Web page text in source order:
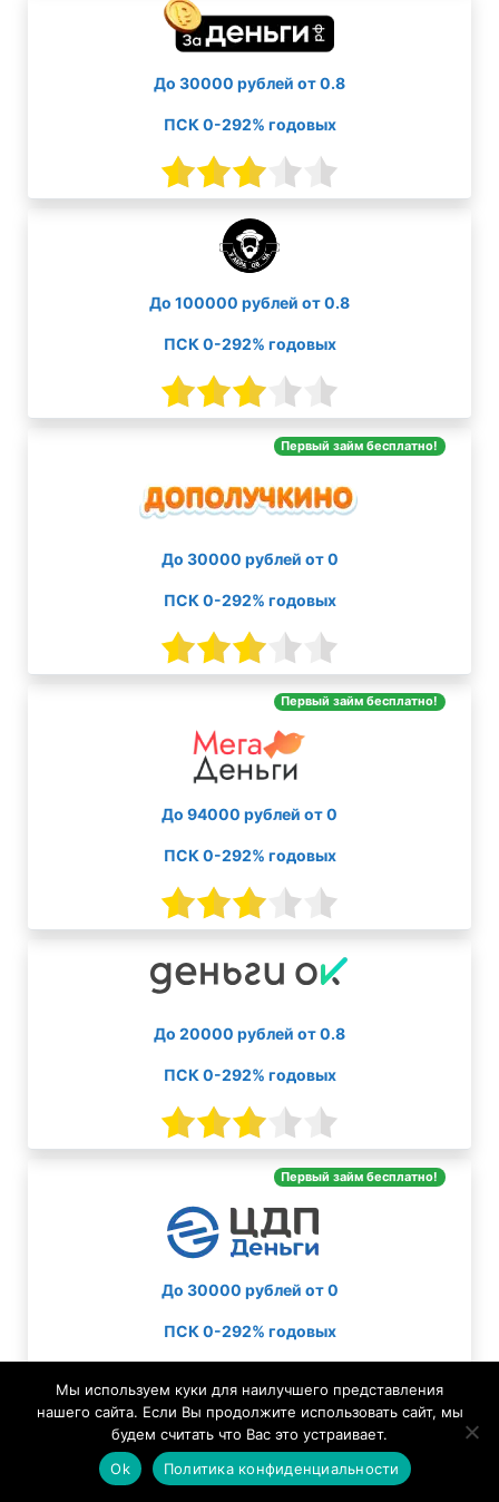
До 30000 рублей от 0.8
ПСК 0-292% годовых
До 100000 рублей от 0.8
ПСК 0-292% годовых
Первый займ бесплатно!
До 30000 рублей от 0
ПСК 0-292% годовых
Первый займ бесплатно!
До 94000 рублей от 0
ПСК 0-292% годовых
До 20000 рублей от 0.8
ПСК 0-292% годовых
Первый займ бесплатно!
До 30000 рублей от 0
ПСК 0-292% годовых
Мы используем куки для наилучшего представления
нашего сайта. Если Вы продолжите использовать сайт, мы
будем считать что Вас это устраивает.
Ok
Политика конфиденциальности